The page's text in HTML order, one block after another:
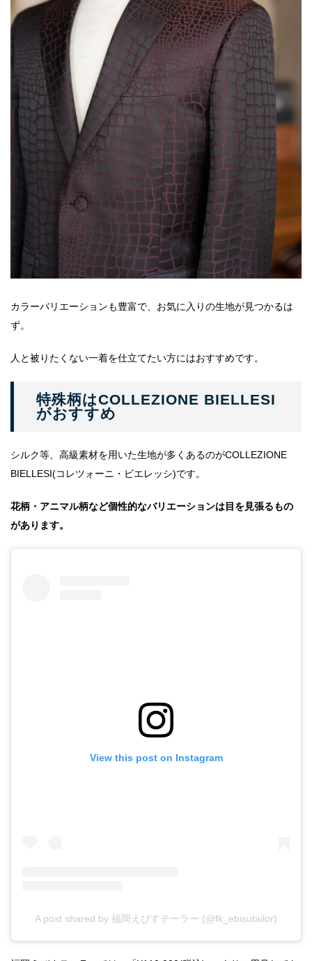
カラーバリエーションも豊富で、お気に入りの生地が見つかるは
ず。
人と被りたくない一着を仕立てたい方にはおすすめです。
特殊柄はCOLLEZIONE BIELLESI
がおすすめ
シルク等、高級素材を用いた生地が多くあるのがCOLLEZIONE
BIELLESI(コレツォーニ・ビエレッシ)です。
花柄・アニマル柄など個性的なバリエーションは目を見張るもの
があります。
View this post on Instagram
A post shared by 福岡えびすテーラー (@fk_ebisutailor)